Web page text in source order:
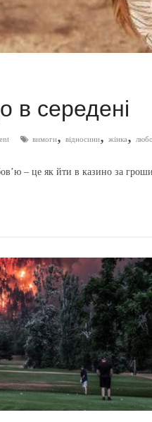
в середені
вимоги, відносини, жінка,
– це як йти в казино за